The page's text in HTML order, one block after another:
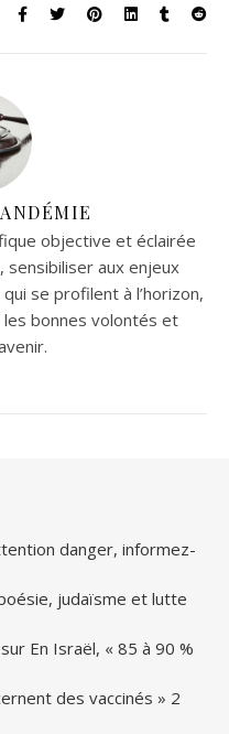
objective et éclairée
sensibiliser aux enjeux
se profilent à l’horizon,
bonnes volontés et
danger, informez-
judaïsme et lutte
sur En Israël, « 85 à 90 %
des vaccinés » 2